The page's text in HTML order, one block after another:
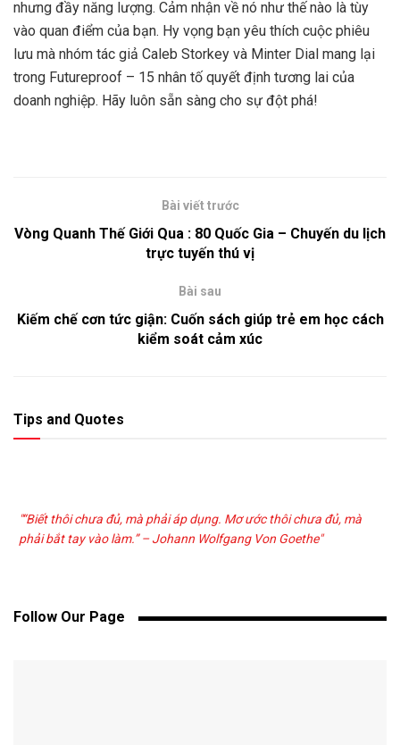
nhưng đầy năng lượng. Cảm nhận về nó như thế nào là tùy
vào quan điểm của bạn. Hy vọng bạn yêu thích cuộc phiêu
lưu mà nhóm tác giả Caleb Storkey và Minter Dial mang lại
trong Futureproof – 15 nhân tố quyết định tương lai của
doanh nghiệp. Hãy luôn sẵn sàng cho sự đột phá!
Bài viết trước
Vòng Quanh Thế Giới Qua : 80 Quốc Gia – Chuyến du lịch
trực tuyến thú vị
Bài sau
Kiếm chế cơn tức giận: Cuốn sách giúp trẻ em học cách
kiểm soát cảm xúc
Tips and Quotes
"“Biết thôi chưa đủ, mà phải áp dụng. Mơ ước thôi chưa đủ, mà
phải bắt tay vào làm.” – Johann Wolfgang Von Goethe"
Follow Our Page